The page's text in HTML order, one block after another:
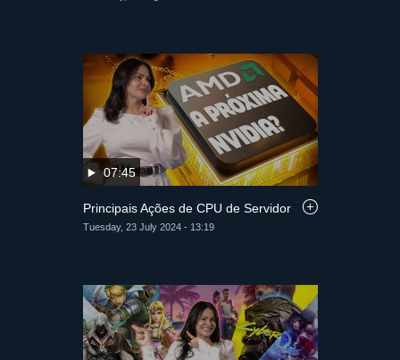
07:45
Principais Ações de CPU de Servidor
Tuesday, 23 July 2024 - 13:19